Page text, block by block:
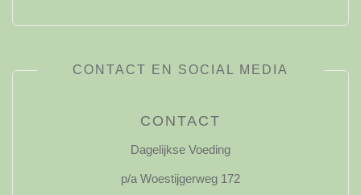
CONTACT EN SOCIAL MEDIA
CONTACT
Dagelijkse Voeding
p/a Woestijgerweg 172